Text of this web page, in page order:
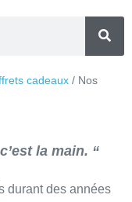
cadeaux / Nos
la main. “
durant des années